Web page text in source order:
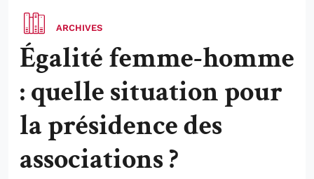
ARCHIVES
Égalité femme-homme
: quelle situation pour
la présidence des
associations ?